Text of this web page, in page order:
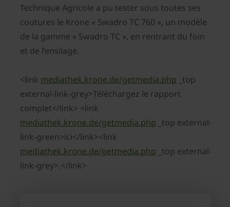
Technique Agricole a pu tester sous toutes ses
coutures le Krone « Swadro TC 760 », un modèle
de la gamme « Swadro TC », en rentrant du foin
et de l’ensilage.
<link mediathek.krone.de/getmedia.php _top
external-link-grey>Téléchargez le rapport
complet</link> <link
mediathek.krone.de/getmedia.php _top external-
link-green>ici</link><link
mediathek.krone.de/getmedia.php _top external-
link-grey>.</link>